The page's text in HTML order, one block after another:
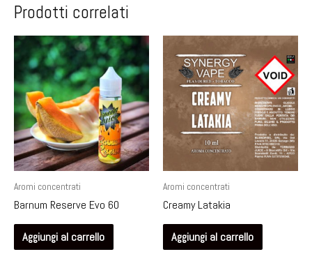
Prodotti correlati
Aromi concentrati
Barnum Reserve Evo 60
Aggiungi al carrello
Aromi concentrati
Creamy Latakia
Aggiungi al carrello